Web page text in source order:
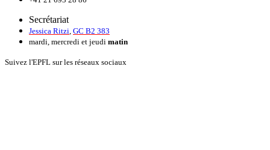
Secrétariat
Jessica Ritzi GC B2 383
mardi, mercredi et jeudi matin
Suivez l'EPFL sur les réseaux sociaux